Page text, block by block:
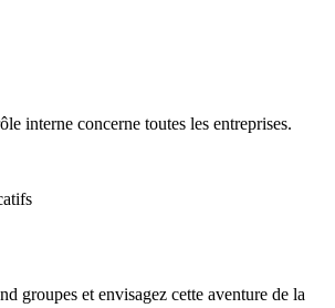
interne concerne toutes les entreprises.
groupes et envisagez cette aventure de la